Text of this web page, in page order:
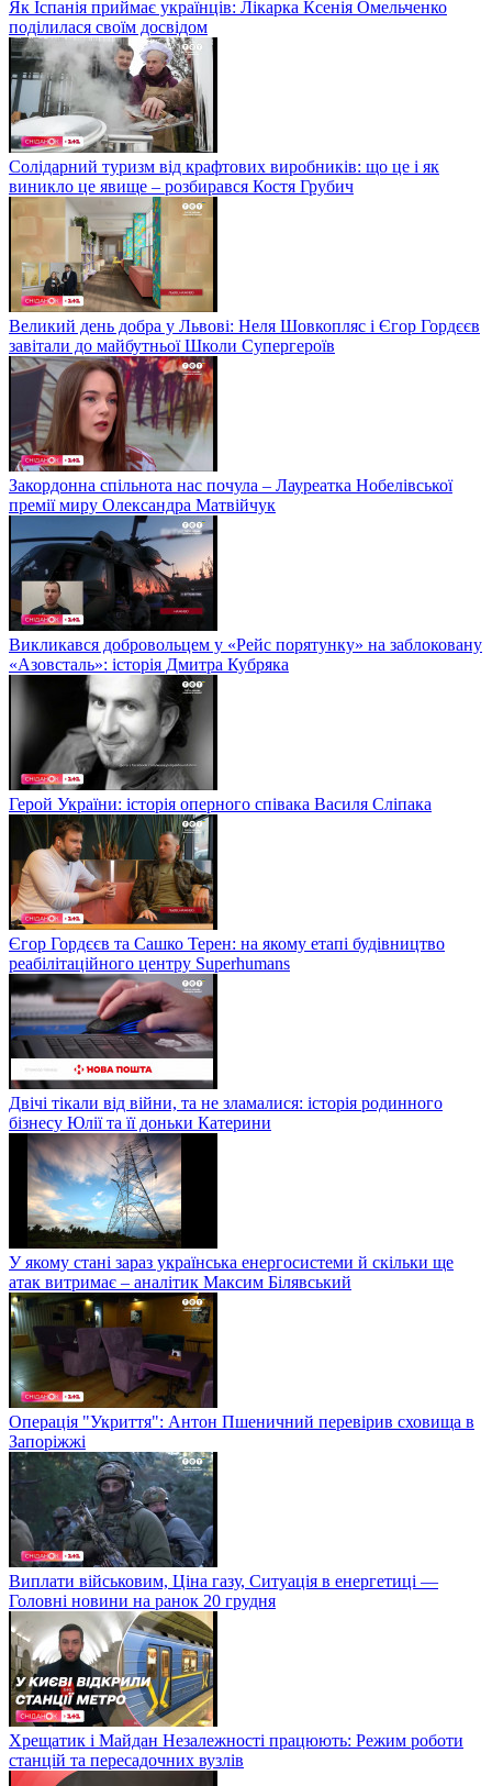
Як Іспанія приймає українців: Лікарка Ксенія Омельченко
поділилася своїм досвідом
Солідарний туризм від крафтових виробників: що це і як
виникло це явище – розбирався Костя Грубич
Великий день добра у Львові: Неля Шовкопляс і Єгор Гордєєв
завітали до майбутньої Школи Супергероїв
Закордонна спільнота нас почула – Лауреатка Нобелівської
премії миру Олександра Матвійчук
Викликався добровольцем у «Рейс порятунку» на заблоковану
«Азовсталь»: історія Дмитра Кубряка
Герой України: історія оперного співака Василя Сліпака
Єгор Гордєєв та Сашко Терен: на якому етапі будівництво
реабілітаційного центру Superhumans
Двічі тікали від війни, та не зламалися: історія родинного
бізнесу Юлії та її доньки Катерини
У якому стані зараз українська енергосистеми й скільки ще
атак витримає – аналітик Максим Білявський
Операція "Укриття": Антон Пшеничний перевірив сховища в
Запоріжжі
Виплати військовим, Ціна газу, Ситуація в енергетиці —
Головні новини на ранок 20 грудня
Хрещатик і Майдан Незалежності працюють: Режим роботи
станцій та пересадочних вузлів